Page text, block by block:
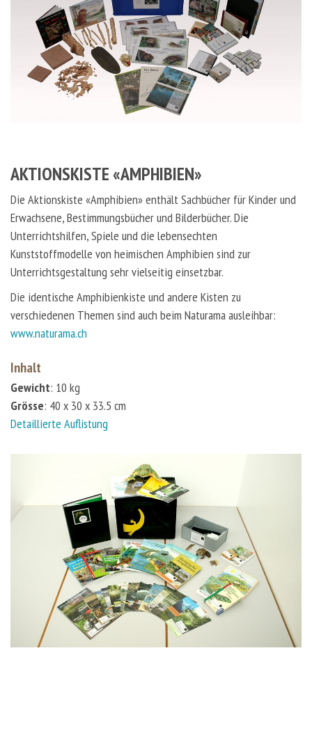
AKTIONSKISTE «AMPHIBIEN»
Die Aktionskiste «Amphibien» enthält Sachbücher für Kinder und
Erwachsene, Bestimmungsbücher und Bilderbücher. Die
Unterrichtshilfen, Spiele und die lebensechten
Kunststoffmodelle von heimischen Amphibien sind zur
Unterrichtsgestaltung sehr vielseitig einsetzbar.
Die identische Amphibienkiste und andere Kisten zu
verschiedenen Themen sind auch beim Naturama ausleihbar:
www.naturama.ch
Inhalt
Gewicht: 10 kg
Grösse: 40 x 30 x 33.5 cm
Detaillierte Auflistung